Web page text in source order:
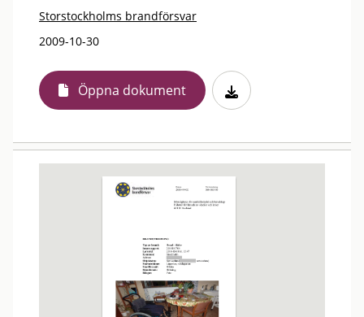
Storstockholms brandförsvar
2009-10-30
Öppna dokument